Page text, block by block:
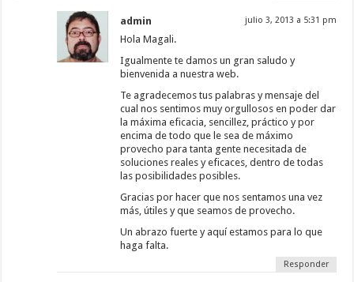
admin julio 3, 2013 a 5:31 pm
Hola Magali.
Igualmente te damos un gran saludo y
bienvenida a nuestra web.
Te agradecemos tus palabras y mensaje del
cual nos sentimos muy orgullosos en poder dar
la máxima eficacia, sencillez, práctico y por
encima de todo que le sea de máximo
provecho para tanta gente necesitada de
soluciones reales y eficaces, dentro de todas
las posibilidades posibles.
Gracias por hacer que nos sentamos una vez
más, útiles y que seamos de provecho.
Un abrazo fuerte y aquí estamos para lo que
haga falta.
Responder